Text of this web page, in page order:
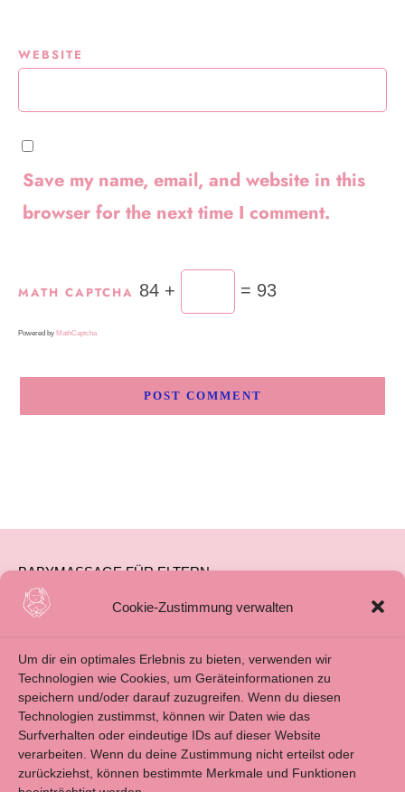
Cookie-Zustimmung verwalten
Um dir ein optimales Erlebnis zu bieten, verwenden wir
Technologien wie Cookies, um Geräteinformationen zu
speichern und/oder darauf zuzugreifen. Wenn du diesen
Technologien zustimmst, können wir Daten wie das
Surfverhalten oder eindeutige IDs auf dieser Website
verarbeiten. Wenn du deine Zustimmung nicht erteilst oder
zurückziehst, können bestimmte Merkmale und Funktionen
WEBSITE
Save my name, email, and website in this
browser for the next time I comment.
MATH CAPTCHA 84 + = 93
Powered by MathCaptcha
BABYMASSAGE FÜR ELTERN
BABYMASSAGE FÜR FAMILIENBEGLEITUNG
BLOG
KONTAKT
IMPRESSUM
ALLGEMEINE GESCHÄFTSBEDINGUNGEN